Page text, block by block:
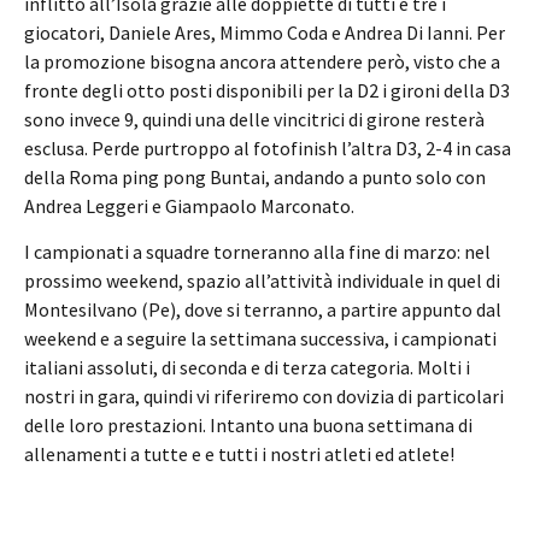
giocatori, Daniele Ares, Mimmo Coda e Andrea Di Ianni. Per
la promozione bisogna ancora attendere però, visto che a
fronte degli otto posti disponibili per la D2 i gironi della D3
sono invece 9, quindi una delle vincitrici di girone resterà
esclusa. Perde purtroppo al fotofinish l’altra D3, 2-4 in casa
della Roma ping pong Buntai, andando a punto solo con
Andrea Leggeri e Giampaolo Marconato.
I campionati a squadre torneranno alla fine di marzo: nel
prossimo weekend, spazio all’attività individuale in quel di
Montesilvano (Pe), dove si terranno, a partire appunto dal
weekend e a seguire la settimana successiva, i campionati
italiani assoluti, di seconda e di terza categoria. Molti i
nostri in gara, quindi vi riferiremo con dovizia di particolari
delle loro prestazioni. Intanto una buona settimana di
allenamenti a tutte e e tutti i nostri atleti ed atlete!